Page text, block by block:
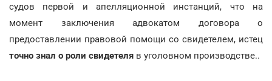
судов первой и апелляционной инстанций, что на
момент заключения адвокатом договора о
предоставлении правовой помощи со свидетелем, истец
точно знал о роли свидетеля в уголовном производстве..